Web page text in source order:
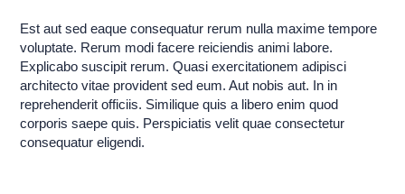
Est aut sed eaque consequatur rerum nulla maxime tempore
voluptate. Rerum modi facere reiciendis animi labore.
Explicabo suscipit rerum. Quasi exercitationem adipisci
architecto vitae provident sed eum. Aut nobis aut. In in
reprehenderit officiis. Similique quis a libero enim quod
corporis saepe quis. Perspiciatis velit quae consectetur
consequatur eligendi.